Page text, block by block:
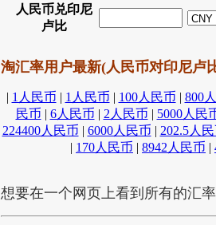
人民币兑印尼
卢比
淘汇率用户最新(人民币对印尼卢
| 1人民币 | 1人民币 | 100人民币 | 800
民币 | 6人民币 | 2人民币 | 5000人民
224400人民币 | 6000人民币 | 202.5人
| 170人民币 | 8942人民币 |
想要在一个网页上看到所有的汇